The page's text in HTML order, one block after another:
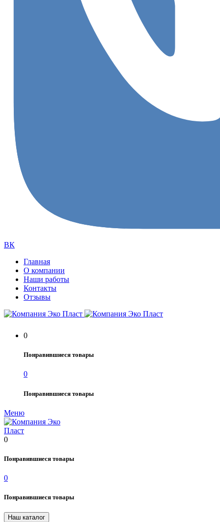
ВК
Главная
О компании
Наши работы
Контакты
Отзывы
0
Понравившиеся товары
0
Понравившиеся товары
Меню
0
Понравившиеся товары
0
Понравившиеся товары
Наш каталог